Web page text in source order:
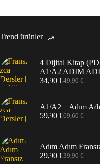
Trend ürünler
4 Dijital Kitap
A1/A2 ADIM
49,90€
Orijinal
49,90 €.
34,90 €Şu
fiyat:
34,90 €.
A1/A2 – Adım
69,60€
Orijinal
59,90 €Şu
59,90 €.
Adım Adım
39,90€
Orijinal
29,90 €Şu